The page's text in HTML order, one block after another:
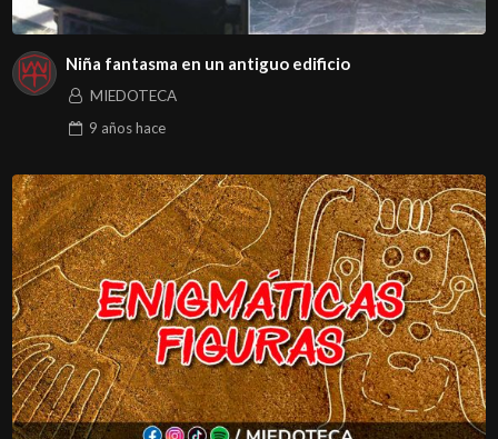
Niña fantasma en un antiguo edificio
MIEDOTECA
9 añoshace